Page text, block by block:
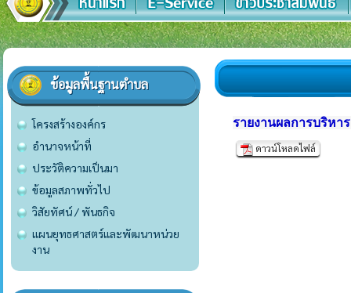
ข้อมูลพื้นฐานตำบล
โครงสร้างองค์กร
อำนาจหน้าที่
ประวัติความเป็นมา
ข้อมูลสภาพทั่วไป
วิสัยทัศน์ / พันธกิจ
แผนยุทธศาสตร์และพัฒนาหน่วย
งาน
รายงานผลการบริหา
ดาวน์โหลดไฟล์